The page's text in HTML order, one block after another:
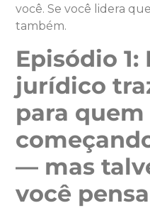
você. Se você lidera
também.
Episódio 1:
jurídico
para quem
— mas
você pensa